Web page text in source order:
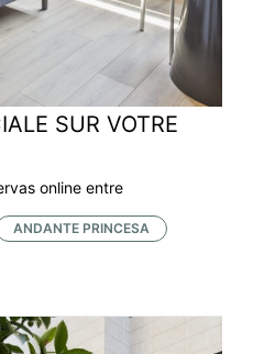
SUR VOTRE
online entre
ANDANTE PRINCESA